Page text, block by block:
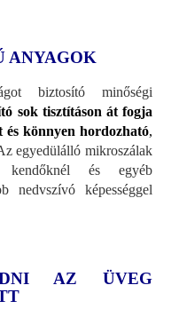
ANYAGOK
biztosító minőségi
sok tisztításon át fogja
és könnyen hordozható,
egyedülálló mikroszálak
kendőknél és egyéb
nedvszívó képességgel
AZ ÜVEG